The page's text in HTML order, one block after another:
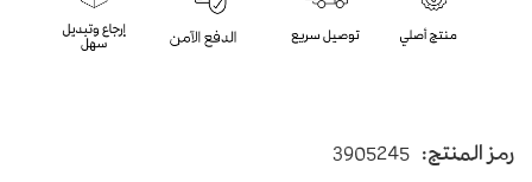
رمز المنتج: 3905245